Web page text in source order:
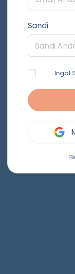
Sandi
Ingat